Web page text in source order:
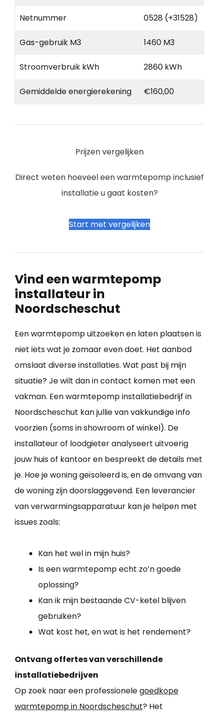
Netnummer 0528 (+31528)
Gas-gebruik M3 1460 M3
Stroomverbruik kWh 2860 kWh
Gemiddelde energierekening €160,00
Prijzen vergelijken
Direct weten hoeveel een warmtepomp inclusief
installatie u gaat kosten?
Start met vergelijken
Vind een warmtepomp
installateur in
Noordscheschut
Een warmtepomp uitzoeken en laten plaatsen is
niet iets wat je zomaar even doet. Het aanbod
omslaat diverse installaties. Wat past bij mijn
situatie? Je wilt dan in contact komen met een
vakman. Een warmtepomp installatiebedrijf in
Noordscheschut kan jullie van vakkundige info
voorzien (soms in showroom of winkel). De
installateur of loodgieter analyseert uitvoerig
jouw huis of kantoor en bespreekt de details met
je. Hoe je woning geïsoleerd is, en de omvang van
de woning zijn doorslaggevend. Een leverancier
van verwarmingsapparatuur kan je helpen met
issues zoals:
Kan het wel in mijn huis?
Is een warmtepomp echt zo’n goede
oplossing?
Kan ik mijn bestaande CV-ketel blijven
gebruiken?
Wat kost het, en wat is het rendement?
Ontvang offertes van verschillende
installatiebedrijven
Op zoek naar een professionelegoedkope
warmtepomp in Noordscheschut? Het